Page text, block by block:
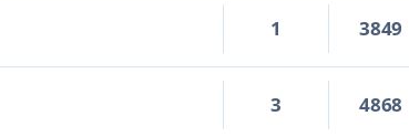
1 3849
3 4868